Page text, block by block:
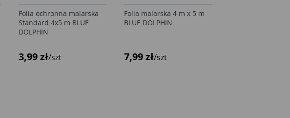
Folia ochronna malarska
Standard 4x5 m BLUE
DOLPHIN
3,99 zł/szt
Folia malarska 4 m x 5 m
BLUE DOLPHIN
7,99 zł/szt